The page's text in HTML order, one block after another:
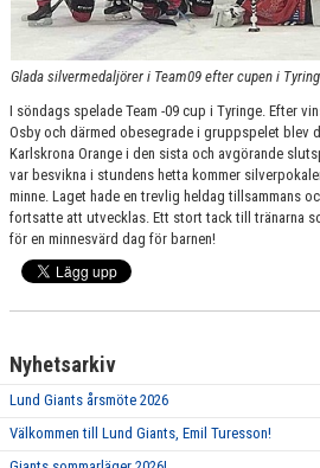
Glada silvermedaljörer i Team09 efter cupen i
I söndags spelade Team -09 cup i Tyringe. Efter
Osby och därmed obesegrade i gruppspelet blev
Karlskrona Orange i den sista och avgörande
var besvikna i stundens hetta kommer
minne. Laget hade en trevlig heldag tillsammans
fortsatte att utvecklas. Ett stort tack till tränarna
för en minnesvärd dag för barnen!
Nyhetsarkiv
Lund Giants årsmöte 2026
Välkommen till Lund Giants, Emil Turesson!